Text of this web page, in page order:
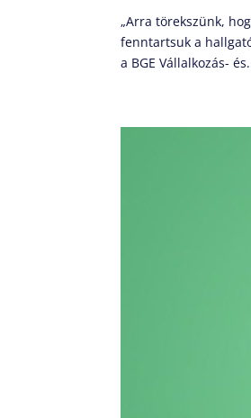
„Arra törekszünk,
fenntartsuk a
a BGE Vállalkozás-